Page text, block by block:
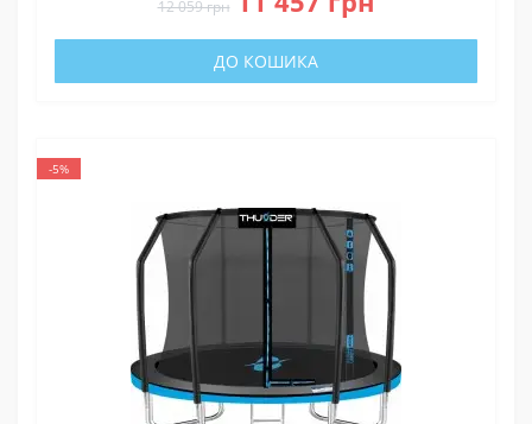
12 059 грн
ДО КОШИКА
-5%